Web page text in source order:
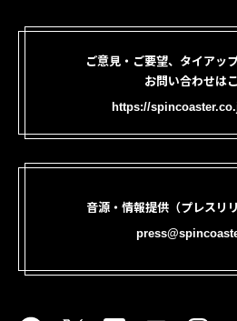
ご意見・ご要望、タイアッ
お問い合わせは
https://
音源・情報提供（プレスリ